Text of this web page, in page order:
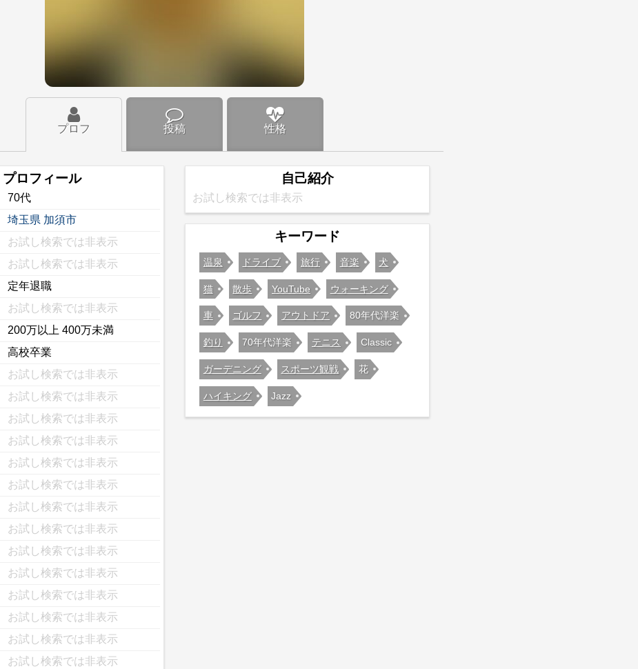
プロフ 投稿 性格
プロフィール
70代
埼玉県 加須市
お試し検索では非表示
お試し検索では非表示
定年退職
お試し検索では非表示
200万以上 400万未満
高校卒業
お試し検索では非表示
お試し検索では非表示
お試し検索では非表示
お試し検索では非表示
お試し検索では非表示
お試し検索では非表示
お試し検索では非表示
お試し検索では非表示
お試し検索では非表示
お試し検索では非表示
お試し検索では非表示
お試し検索では非表示
お試し検索では非表示
お試し検索では非表示
自己紹介
お試し検索では非表示
キーワード
温泉 ドライブ 旅行 音楽 犬
猫 散歩 YouTube ウォーキング
車 ゴルフ アウトドア 80年代洋楽
釣り 70年代洋楽 テニス Classic
ガーデニング スポーツ観戦 花
ハイキング Jazz